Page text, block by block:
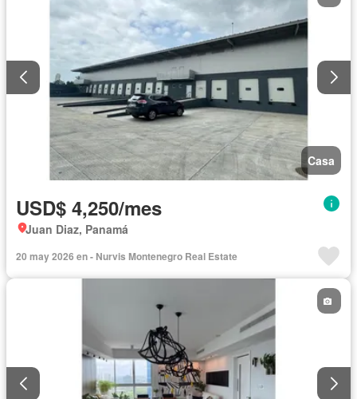
Casa
USD$ 4,250/mes
Juan Diaz, Panamá
20 may 2026 en - Nurvis Montenegro Real Estate